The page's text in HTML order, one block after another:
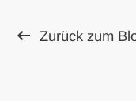
Zurück zum